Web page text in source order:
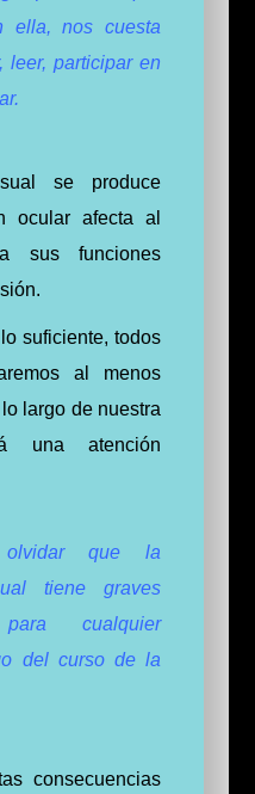
ella, nos cuesta
leer, participar en
se produce
ocular afecta al
sus funciones
suficiente, todos
al menos
largo de nuestra
una atención
que la
tiene graves
para cualquier
del curso de la
consecuencias